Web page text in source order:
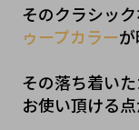
そのクラシッ
ゥープカラー
その落ち着い
お使い頂ける点